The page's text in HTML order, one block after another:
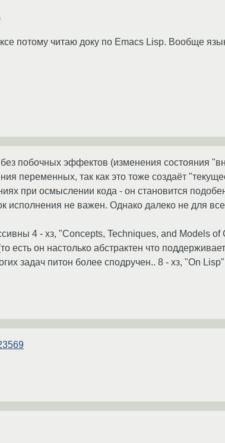
потому читаю доку по Emacs Lisp. Вообще
побочных эффектов (изменения состояния
переменных, так как это тоже создаёт
при осмыслении кода - он становится
исполнения не важен. Однако далеко не для
4 - хз, "Concepts, Techniques, and Models of
есть он настолько абстрактен что
задач питон более сподручен.. 8 - хз, "On